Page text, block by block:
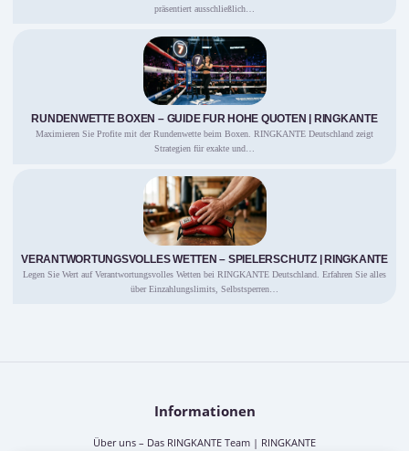
präsentiert ausschließlich…
RUNDENWETTE BOXEN – GUIDE FÜR HOHE QUOTEN | RINGKANTE
Maximieren Sie Profite mit der Rundenwette beim Boxen. RINGKANTE Deutschland zeigt
Strategien für exakte und…
VERANTWORTUNGSVOLLES WETTEN – SPIELERSCHUTZ | RINGKANTE
Legen Sie Wert auf Verantwortungsvolles Wetten bei RINGKANTE Deutschland. Erfahren Sie alles
über Einzahlungslimits, Selbstsperren…
Informationen
Über uns – Das RINGKANTE Team | RINGKANTE